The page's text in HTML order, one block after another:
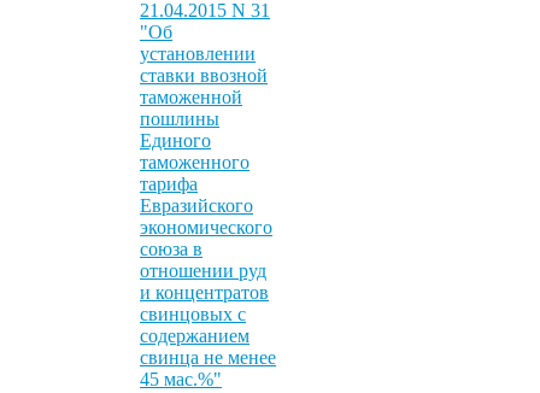
21.04.2015 N 31
"Об
установлении
ставки ввозной
таможенной
пошлины
Единого
таможенного
тарифа
Евразийского
экономического
союза в
отношении руд
и концентратов
свинцовых с
содержанием
свинца не менее
45 мас.%"